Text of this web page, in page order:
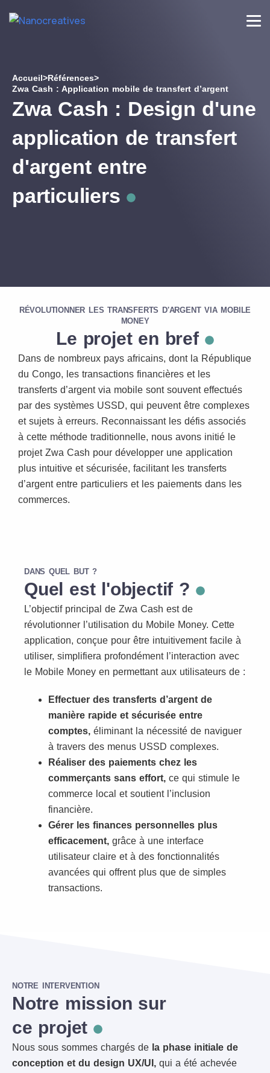
Accueil>Références>
Zwa Cash : Application mobile de transfert d’argent
Zwa Cash : Design d'une
application de transfert
d'argent entre
particuliers
RÉVOLUTIONNER LES TRANSFERTS D'ARGENT VIA MOBILE
MONEY
Le projet en bref
Dans de nombreux pays africains, dont la République
du Congo, les transactions financières et les
transferts d’argent via mobile sont souvent effectués
par des systèmes USSD, qui peuvent être complexes
et sujets à erreurs. Reconnaissant les défis associés
à cette méthode traditionnelle, nous avons initié le
projet Zwa Cash pour développer une application
plus intuitive et sécurisée, facilitant les transferts
d’argent entre particuliers et les paiements dans les
commerces.
DANS QUEL BUT ?
Quel est l'objectif ?
L’objectif principal de Zwa Cash est de
révolutionner l’utilisation du Mobile Money. Cette
application, conçue pour être intuitivement facile à
utiliser, simplifiera profondément l’interaction avec
le Mobile Money en permettant aux utilisateurs de :
Effectuer des transferts d’argent de
manière rapide et sécurisée entre
comptes, éliminant la nécessité de naviguer
à travers des menus USSD complexes.
Réaliser des paiements chez les
commerçants sans effort, ce qui stimule le
commerce local et soutient l’inclusion
financière.
Gérer les finances personnelles plus
efficacement, grâce à une interface
utilisateur claire et à des fonctionnalités
avancées qui offrent plus que de simples
transactions.
NOTRE INTERVENTION
Notre mission sur
ce projet
Nous sous sommes chargés de la phase initiale de
conception et du design UX/UI, qui a été achevée